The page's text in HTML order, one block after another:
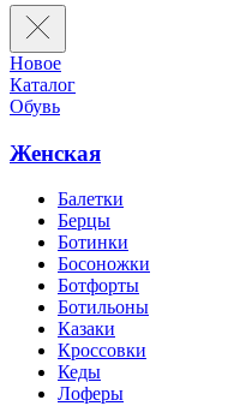
Новое
Каталог
Обувь
Женская
Балетки
Берцы
Ботинки
Босоножки
Ботфорты
Ботильоны
Казаки
Кроссовки
Кеды
Лоферы